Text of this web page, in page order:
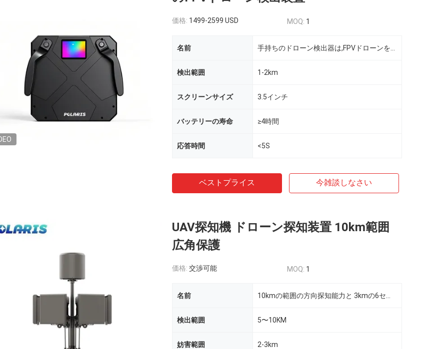
価格: 1499-2599 USD MOQ: 1
名前
検出範囲 1-2km
スクリーンサイズ 3.5インチ
バッテリーの寿命 ≥4時間
応答時間 <5S
ベストプライス 今雑談しなさい
UAV探知機 ドローン探知装置 10km範囲
広角保護
価格: 交渉可能 MOQ: 1
名前
検出範囲 5〜10KM
妨害範囲 2-3km